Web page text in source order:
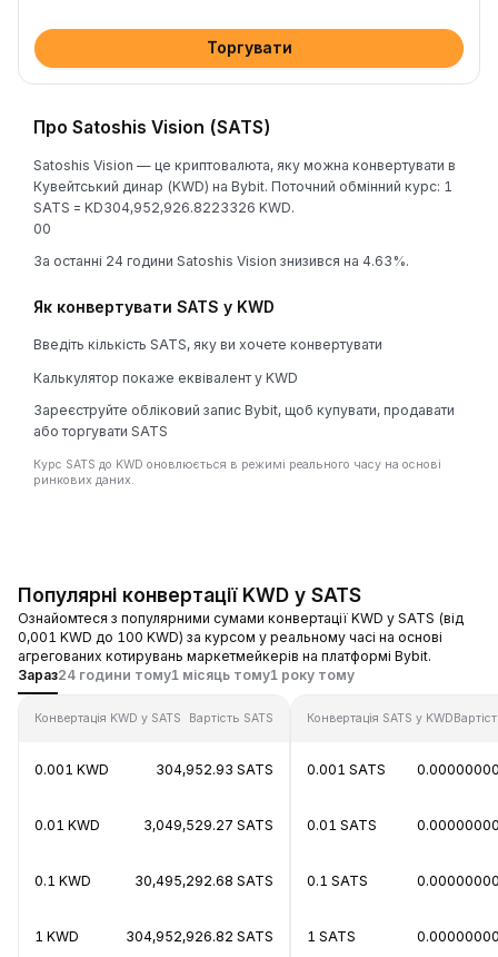
Торгувати
Про Satoshis Vision (SATS)
Satoshis Vision — це криптовалюта, яку можна конвертувати в
Кувейтський динар (KWD) на Bybit. Поточний обмінний курс: 1
SATS = KD304,952,926.8223326 KWD.
00
За останні 24 години Satoshis Vision знизився на 4.63%.
Як конвертувати SATS у KWD
Введіть кількість SATS, яку ви хочете конвертувати
Калькулятор покаже еквівалент у KWD
Зареєструйте обліковий запис Bybit, щоб купувати, продавати
або торгувати SATS
Курс SATS до KWD оновлюється в режимі реального часу на основі
ринкових даних.
Популярні конвертації KWD у SATS
Ознайомтеся з популярними сумами конвертації KWD у SATS (від
0,001 KWD до 100 KWD) за курсом у реальному часі на основі
агрегованих котирувань маркетмейкерів на платформі Bybit.
Зараз24 години тому1 місяць тому1 року тому
Конвертація KWD у SATS Вартість SATS
0.001 KWD 304,952.93 SATS
0.01 KWD 3,049,529.27 SATS
0.1 KWD 30,495,292.68 SATS
1 KWD 304,952,926.82 SATS
Конвертація SATS у KWD
0.001 SATS
0.01 SATS
0.1 SATS
1 SATS